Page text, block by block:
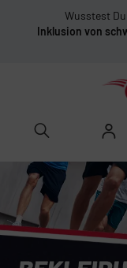
Wusstest
Inklusion von